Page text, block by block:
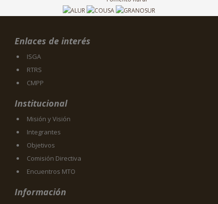
Enlaces de interés
ISGA
RTRS
CMPP
Institucional
Misión y Visión
Integrantes
Objetivos
Comisión Directiva
Encuentros MTO
Información